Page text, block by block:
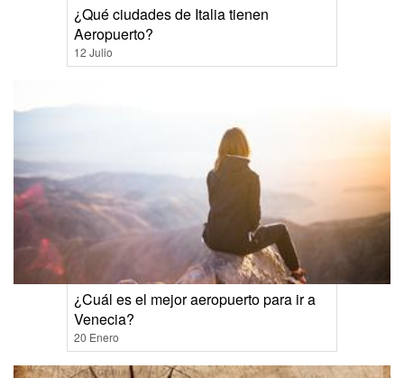
¿Qué ciudades de Italia tienen
Aeropuerto?
12 Julio
¿Cuál es el mejor aeropuerto para ir a
Venecia?
20 Enero